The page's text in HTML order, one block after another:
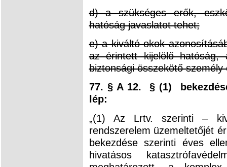
d) a szükséges erők,
hatóság javaslatot tehet;
e) a kiváltó okok
az érintett kijelölő
biztonsági összekötő
77. § A 12. § (1)
lép:
„(1) Az Lrtv. szerinti –
rendszerelem üzemeltetőjét
bekezdése szerinti éves
hivatásos